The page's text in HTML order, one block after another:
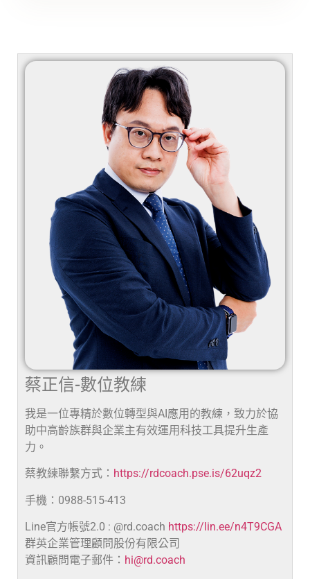
蔡正信-數位教練
我是一位專精於數位轉型與AI應用的教練，致力於協
助中高齡族群與企業主有效運用科技工具提升生產
力。
蔡教練聯繫方式： https://rdcoach.pse.is/62uqz2
手機：0988-515-413
Line官方帳號2.0 : @rd.coach https://lin.ee/n4T9CGA
群英企業管理顧問股份有限公司
資訊顧問電子郵件： hi@rd.coach